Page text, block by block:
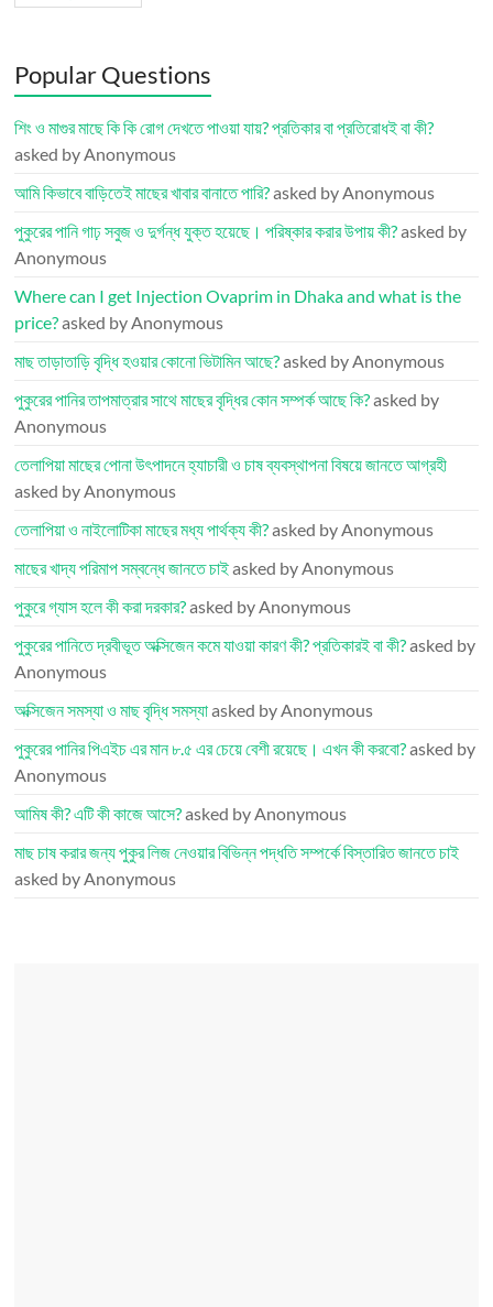
Popular Questions
শিং ও মাগুর মাছে কি কি রোগ দেখতে পাওয়া যায়? প্রতিকার বা প্রতিরোধই বা কী?
asked by Anonymous
আমি কিভাবে বাড়িতেই মাছের খাবার বানাতে পারি?asked by Anonymous
পুকুরের পানি গাঢ় সবুজ ও দুর্গন্ধ যুক্ত হয়েছে। পরিষ্কার করার উপায় কী?asked by
Anonymous
Where can I get Injection Ovaprim in Dhaka and what is the
price?asked by Anonymous
মাছ তাড়াতাড়ি বৃদ্ধি হওয়ার কোনো ভিটামিন আছে?asked by Anonymous
পুকুরের পানির তাপমাত্রার সাথে মাছের বৃদ্ধির কোন সম্পর্ক আছে কি?asked by
Anonymous
তেলাপিয়া মাছের পোনা উৎপাদনে হ্যাচারী ও চাষ ব্যবস্থাপনা বিষয়ে জানতে আগ্রহী
asked by Anonymous
তেলাপিয়া ও নাইলোটিকা মাছের মধ্য পার্থক্য কী?asked by Anonymous
মাছের খাদ্য পরিমাপ সম্বন্ধে জানতে চাইasked by Anonymous
পুকুরে গ্যাস হলে কী করা দরকার?asked by Anonymous
পুকুরের পানিতে দ্রবীভূত অক্সিজেন কমে যাওয়া কারণ কী? প্রতিকারই বা কী?asked by
Anonymous
অক্সিজেন সমস্যা ও মাছ বৃদ্ধি সমস্যাasked by Anonymous
পুকুরের পানির পিএইচ এর মান ৮.৫ এর চেয়ে বেশী রয়েছে। এখন কী করবো?asked by
Anonymous
আমিষ কী? এটি কী কাজে আসে?asked by Anonymous
মাছ চাষ করার জন্য পুকুর লিজ নেওয়ার বিভিন্ন পদ্ধতি সম্পর্কে বিস্তারিত জানতে চাই
asked by Anonymous